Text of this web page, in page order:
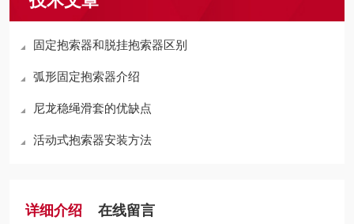
固定抱索器和脱挂抱索器区别
弧形固定抱索器介绍
尼龙稳绳滑套的优缺点
活动式抱索器安装方法
详细介绍 在线留言